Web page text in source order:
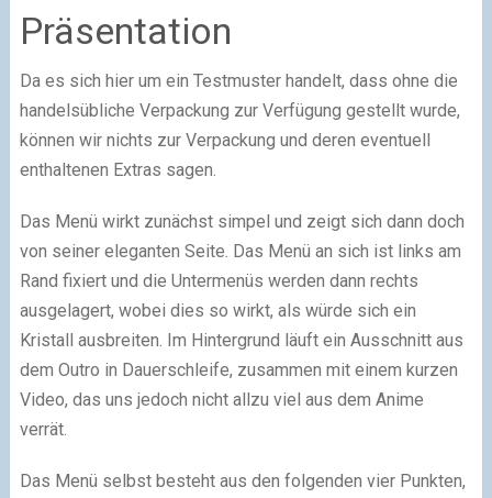
Präsentation
Da es sich hier um ein Testmuster handelt, dass ohne die
handelsübliche Verpackung zur Verfügung gestellt wurde,
können wir nichts zur Verpackung und deren eventuell
enthaltenen Extras sagen.
Das Menü wirkt zunächst simpel und zeigt sich dann doch
von seiner eleganten Seite. Das Menü an sich ist links am
Rand fixiert und die Untermenüs werden dann rechts
ausgelagert, wobei dies so wirkt, als würde sich ein
Kristall ausbreiten. Im Hintergrund läuft ein Ausschnitt aus
dem Outro in Dauerschleife, zusammen mit einem kurzen
Video, das uns jedoch nicht allzu viel aus dem Anime
verrät.
Das Menü selbst besteht aus den folgenden vier Punkten,